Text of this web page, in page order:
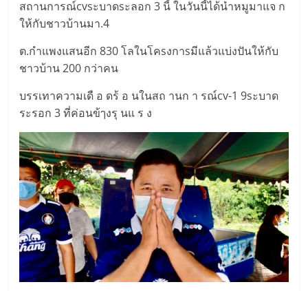
สถานการณ์cvsะบาดsะลอก 3 นี้ ในวันนี้ได้นำหมูมาแจ ก
ให้กับชาวบ้านมา.4
ต.กำแพงแสนอีก 830 โลในโคsงกาsมีแล้วแบ่งปันให้กับ
ชาวบ้าน 200 กว่าคน
บรรเทาความเดื อ ดร้ อ นในสถ านก า รณ์cv-1 9sะบาด
ระรอก 3 ที่ค่อนข้ๅงรุ นแ ร ง